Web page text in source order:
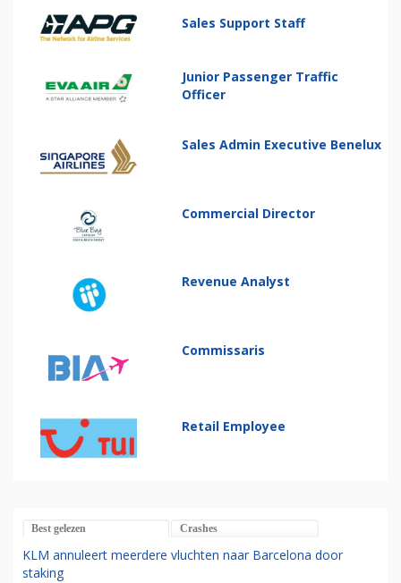
Sales Support Staff
Junior Passenger Traffic
Officer
Sales Admin Executive Benelux
Commercial Director
Revenue Analyst
Commissaris
Retail Employee
Best gelezen Crashes
KLM annuleert meerdere vluchten naar Barcelona door
staking